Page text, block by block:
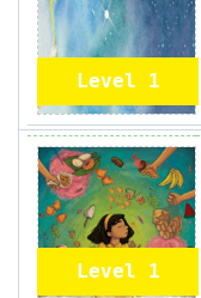
Level 1
Level 1